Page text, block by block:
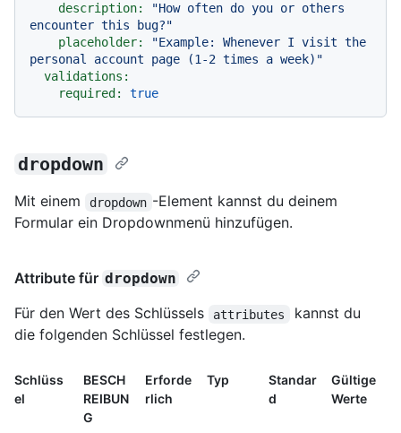
description:
"How often do you or others
encounter this bug?"
placeholder:
"Example: Whenever I visit the
personal account page (1-2 times a week)"
validations:
required:
true
dropdown
Mit einem dropdown -Element kannst du deinem
Formular ein Dropdownmenü hinzufügen.
Attribute für dropdown
Für den Wert des Schlüssels attributes
kannst du
die folgenden Schlüssel festlegen.
Schlüss
el
BESCH
REIBUN
G
Erforde
rlich
Typ
Standar
d
Gültige
Werte